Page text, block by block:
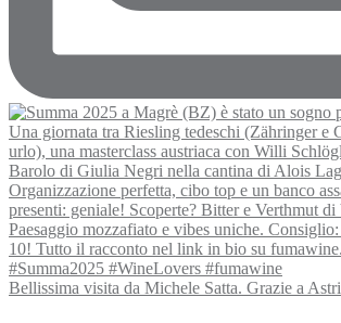
Bellissima visita da Michele Satta. Grazie a Astri